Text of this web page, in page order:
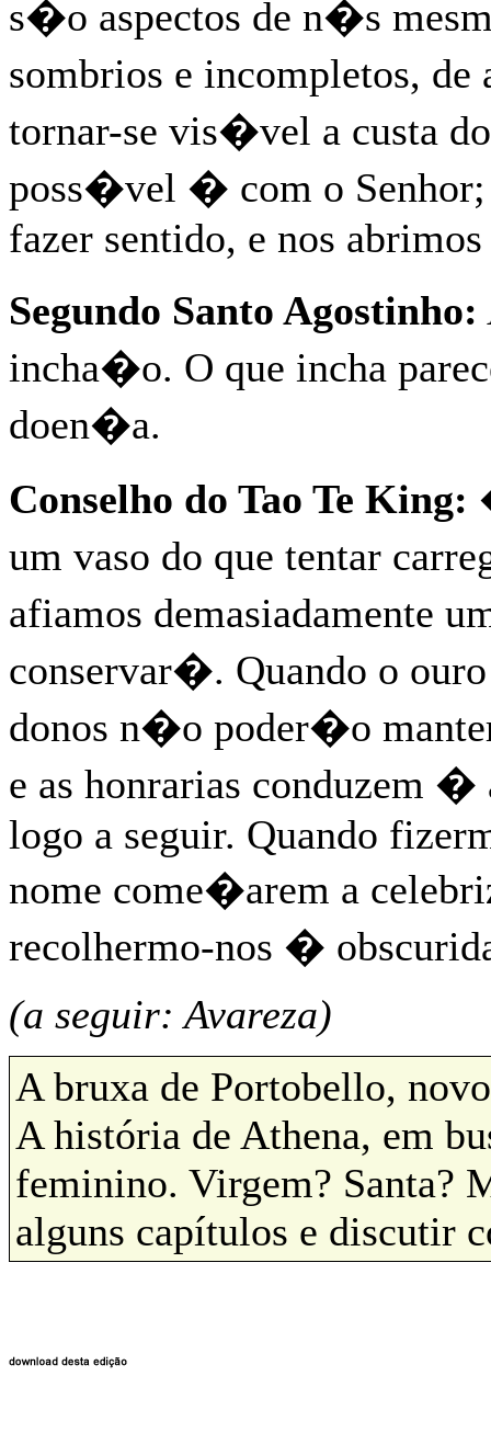
s�o aspectos de n�s
sombrios e incompletos,
tornar-se vis�vel a custa
poss�vel � com o
fazer sentido, e nos
Segundo Santo Agostinho:
incha�o. O que incha
doen�a.
Conselho do Tao Te King:
um vaso do que tentar
afiamos demasiadamente
conservar�. Quando o
donos n�o poder�o
e as honrarias conduzem
logo a seguir. Quando
nome come�arem a
recolhermo-nos �
(a seguir: Avareza)
A bruxa de Portobello,
A história de Athena, em
feminino. Virgem? Santa?
alguns capítulos e discutir